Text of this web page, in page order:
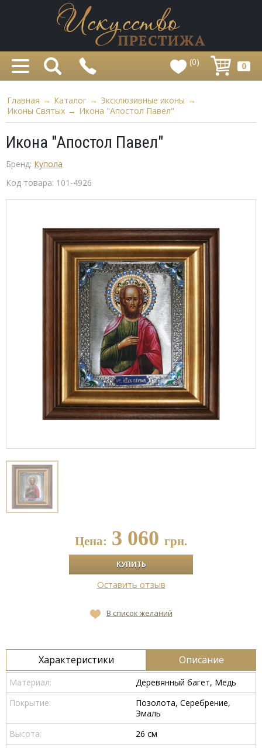
(0) 0
Главная → Каталог → Эксклюзивные иконы →
Иконы Святых → Икона "Апостол Павел"
Икона "Апостол Павел"
Бренд: Купола
Код товара: 101-4926
Цена: 3 060 грн.
Оставить отзыв
В список желаний
Характеристики Описание
Материал:
Деревянный багет, Медь
Покрытие:
Позолота, Серебрение,
Эмаль
Высота:
26 см